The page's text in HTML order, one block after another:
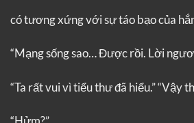
có tương xứng với sự táo bạo của
“Mạng sống sao… Được rồi. Lời
“Ta rất vui vì tiểu thư đã hiểu.” “Vậy